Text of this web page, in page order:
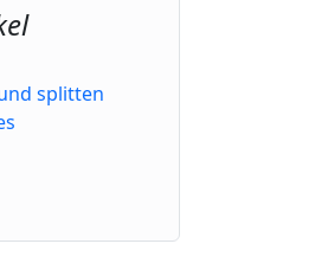
splitten